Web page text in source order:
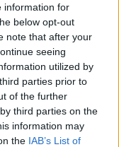
information for
below opt-out
note that after your
seeing
utilized by
parties prior to
of the further
third parties on the
information may
the IAB’s List of